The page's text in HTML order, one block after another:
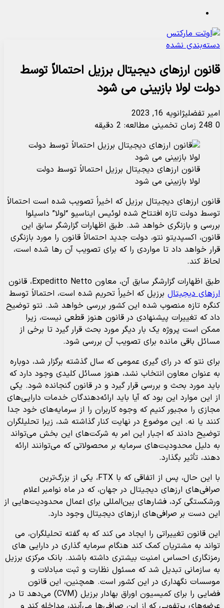
دسته‌بندی نشده
قانون ارزهای دیجیتال برزیل احتمالاً توسط
دولت لولا بازبینی می شود
امیر تفضلیژانویه 16, 2023
0
زمان تخمینی مطالعه: 2 دقیقه
قانون ارزهای دیجیتال برزیل احتمالاً توسط دولت
لولا بازبینی می شود
قانون ارزهای دیجیتال برزیل که اخیراً تصویب شده است احتمالاً
توسط دولت تازه افتتاح شده لوئیس ایناسیو “لولا” داسیلوا
بررسی و بازنگری خواهد شد. طبق اظهارات گزارشگر سابق این
قانون، اکسپدیتو نتو، دولت جدید احتمالاً قانون را مورد بازنگری
قرار خواهد داد تا مواردی را که برای تصویب آن رها شده است،
لحاظ کند.
طبق اظهارات گزارشگر سابق آن، معاون Expeditto Netto، قانون
ارزهای دیجیتال برزیل که اخیراً تحریم شده است، احتمالاً توسط
کنگره تازه منصوب شده این کشور بررسی خواهد شد. نتو توضیح
داد که تغییرات پیشنهادی در قانون هنوز قطعی نیست، زیرا
ممکن است پروژه یک بار دیگر مورد بحث قرار گیرد تا برخی از
مسائل باقی مانده برای تصویب آن بررسی شود.
برای نتو که در رای گیری عمومی که سال گذشته برگزار شد، دوباره
به عنوان معاون انتخاب نشد، هنوز مسائل کلیدی وجود دارد که
باید مورد بحث و بررسی قرار گیرد و در قانون گنجانده شود. یکی
از این موارد این بود که آیا باید ارائه‌دهندگان خدمات دارایی‌های
مجازی را مجبور کنیم که وجوه کاربران را از سرمایه‌های خود جدا
کنند یا نه. این موضوع در نهایت کنار گذاشته شد، زیرا تحلیلگران
توضیح دادند که اجبار این امر به شرکت‌های این بخش می‌تواند
به دلیل محدودیت‌های سرمایه بر محصولاتی که می‌توانند ارائه
دهند، تأثیر بگذارد.
با این حال، پس از اتفاقی که با FTX، یکی از بزرگ‌ترین
صرافی‌های ارزهای دیجیتال در جهان، که در ماه نوامبر اعلام
ورشکستگی کرد، فشارهای بین‌المللی برای اعمال محدودیت‌هایی از
این دست بر صرافی‌های ارزهای دیجیتال وجود دارد.
این قانون تغییراتی را ایجاد می کند که به گفته تحلیلگران، می
تواند به مشتریان کمک کند هنگام سرمایه گذاری در دارایی های
رمزنگاری احساس امنیت بیشتری داشته باشند. بانک مرکزی برزیل
به سازمانی تبدیل شد که مسئول نظارت و ثبت مبادلات و
موسسات نگهداری در این کشور است. همچنین، این قانون
فضایی را برای کمیسیون اوراق بهادار برزیل (CVM) می‌دهد تا در